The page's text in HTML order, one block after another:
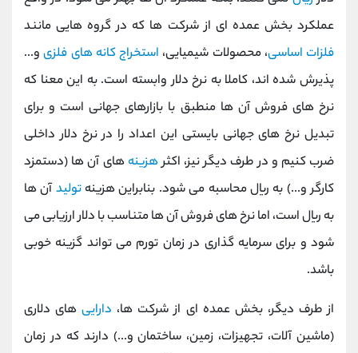
عملکرد بخش عمده ای از شرکت ها که در گروه هایی مانند
فلزات اساسی، محصولات شیمیایی، استخراج کانه های فلزیو...
پذیرش شده اند، کاملا به نرخ دلار وابسته است. به این معنا که
نرخ های فروش آن ها منطبق با بازارهای جهانی است و برای
تبدیل نرخ های جهانی بایستی این اعداد را در نرخ دلار داخلی
ضرب کنیم و در طرف دیگر نیز، اکثرهزینه های آن ها (دستمزد
کارگر و...) به ریال محاسبه می شود. بنابراین هزینهتولیدآن ها
به ریال است، اما نرخ های فروش آن ها متناسب با دلار ارزیابی می
شود و برای سرمایه گذاری در زمان تورم می تواند گزینه خوبی
باشد.
از طرف دیگر، بخش عمده ای از شرکت ها، داراییهای دلاری
(ماشین آلات، تجهیزات، زمین، ساختمان و...) دارند که در زمان